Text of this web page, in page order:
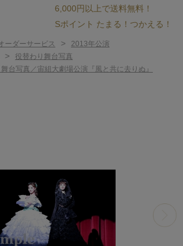
6,000円以上で送料無料！
Sポイント たまる！つかえる！
ーダーサービス > 2013年公演
> 役替わり舞台写真
台写真／宙組大劇場公演『風と共に去りぬ』